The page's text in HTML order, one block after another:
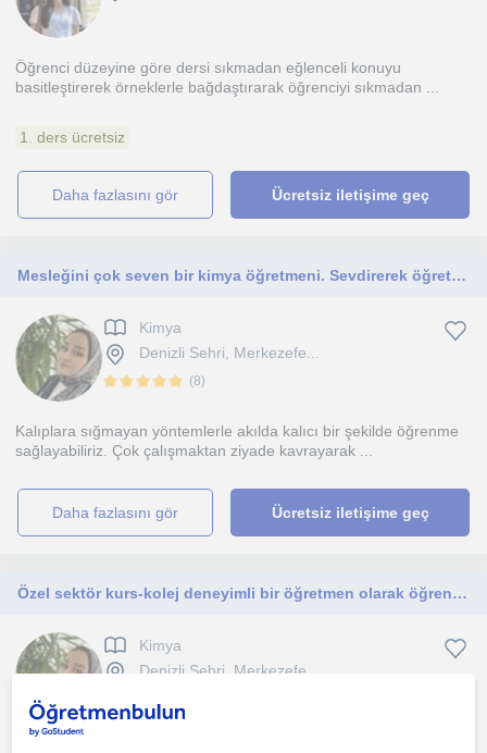
Öğrenci düzeyine göre dersi sıkmadan eğlenceli konuyu
basitleştirerek örneklerle bağdaştırarak öğrenciyi sıkmadan ...
1. ders ücretsiz
daha fazlasını gör Ücretsiz iletişime geç
Mesleğini çok seven bir kimya öğretmeni. Sevdirerek öğretmekten mutluluk duyarım.
Kimya
Denizli Sehri, Merkezefe...
(8)
Kalıplara sığmayan yöntemlerle akılda kalıcı bir şekilde öğrenme
sağlayabiliriz. Çok çalışmaktan ziyade kavrayarak ...
daha fazlasını gör Ücretsiz iletişime geç
Özel sektör kurs-kolej deneyimli bir öğretmen olarak öğrencilere kimyayı sevdiren bir öğretmenim. Tüm lise gruplarına yönelik.
Kimya
Denizli Sehri, Merkezefe...